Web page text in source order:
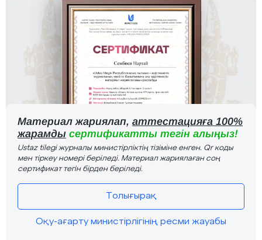
Материал жариялап, аттестацияға 100%
жарамды сертификатты тегін алыңыз!
Ustaz tilegi журналы министірліктің тізіміне енген. Qr коды
мен тіркеу номері беріледі. Материал жариялаған соң
сертификат тегін бірден беріледі.
Толығырақ
Оқу-ағарту министірлігінің ресми жауабы